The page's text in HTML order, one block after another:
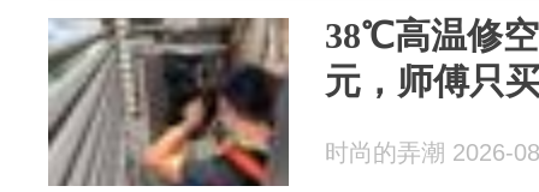
38℃高温修
元，师傅只
时尚的弄潮 2026-